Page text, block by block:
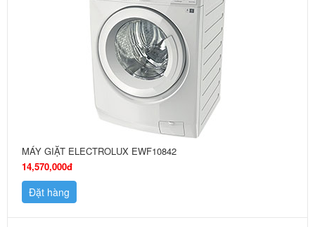
MÁY GIẶT ELECTROLUX EWF10842
14,570,000đ
Đặt hàng